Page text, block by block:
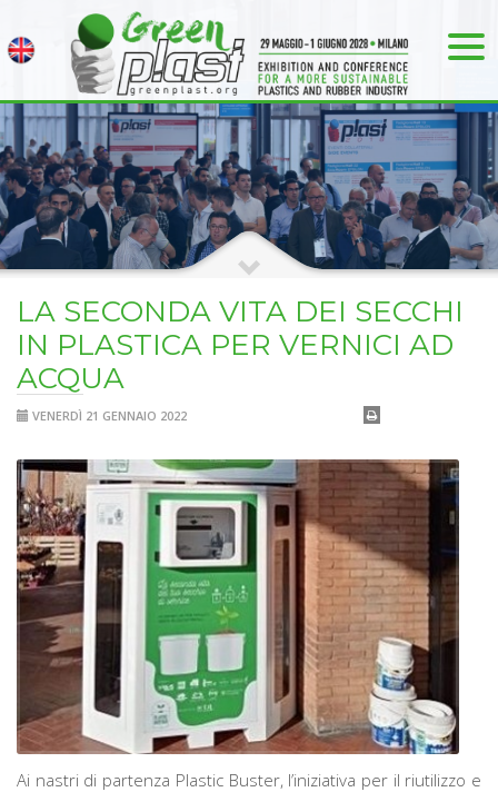
LA SECONDA VITA DEI SECCHI
IN PLASTICA PER VERNICI AD
ACQUA
VENERDÌ 21 GENNAIO 2022
Ai nastri di partenza Plastic Buster, l’iniziativa per il riutilizzo e